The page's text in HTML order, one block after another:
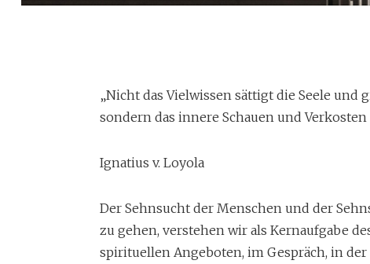
Spiritualität auf unterschiedlichsten Ebenen erfahrbar
„Nicht das Vielwissen sättigt die Seele und
sondern das innere Schauen und Verkosten
Ignatius v. Loyola
Der Sehnsucht der Menschen und der
zu gehen, verstehen wir als Kernaufgabe
spirituellen Angeboten, im Gespräch, in